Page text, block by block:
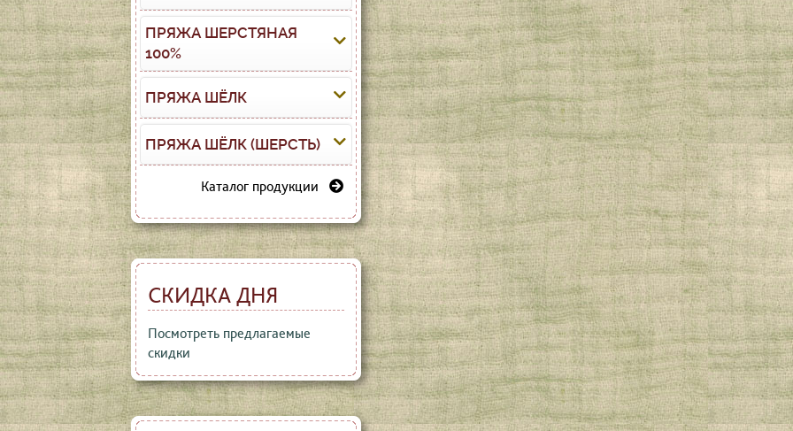
ПРЯЖА ШЕРСТЯНАЯ
100%
ПРЯЖА ШЁЛК
ПРЯЖА ШЁЛК (ШЕРСТЬ)
Каталог продукции
СКИДКА ДНЯ
Посмотреть предлагаемые
скидки